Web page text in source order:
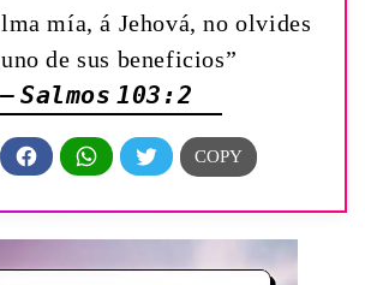
mía, á Jehová, no olvides
de sus beneficios”
— Salmos 103:2